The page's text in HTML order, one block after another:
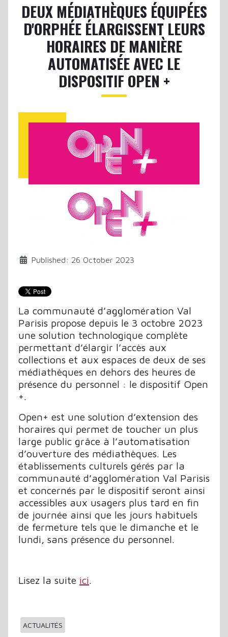
DEUX MÉDIATHÈQUES ÉQUIPÉES
D'ORPHÉE ÉLARGISSENT LEURS
HORAIRES DE MANIÈRE
AUTOMATISÉE AVEC LE
DISPOSITIF OPEN +
Published: 26 October 2023
La communauté d’agglomération Val
Parisis propose depuis le 3 octobre 2023
une solution technologique complète
permettant d’élargir l’accès aux
collections et aux espaces de deux de ses
médiathèques en dehors des heures de
présence du personnel : le dispositif Open
+.
Open+ est une solution d’extension des
horaires qui permet de toucher un plus
large public grâce à l’automatisation
d’ouverture des médiathèques. Les
établissements culturels gérés par la
communauté d’agglomération Val Parisis
et concernés par le dispositif seront ainsi
accessibles aux usagers plus tard en fin
de journée ainsi que les jours habituels
de fermeture tels que le dimanche et le
lundi, sans présence du personnel.
Lisez la suite ici.
ACTUALITÉS